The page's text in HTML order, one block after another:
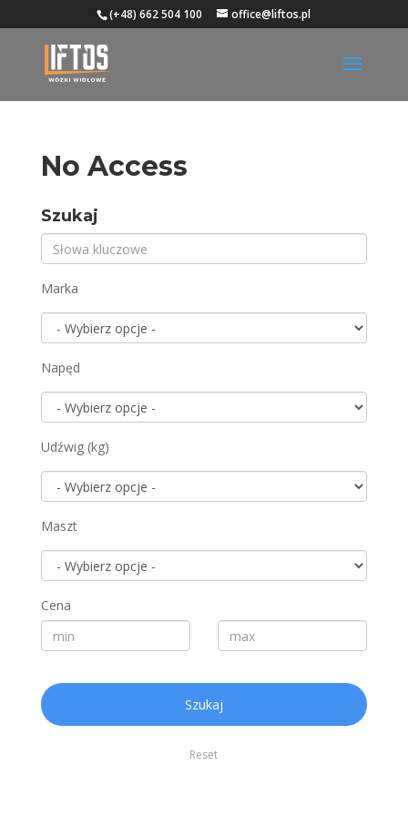
(+48) 662 504 100 office@liftos.pl
No Access
Szukaj
Marka
Napęd
Udźwig (kg)
Maszt
Cena
Szukaj
Reset